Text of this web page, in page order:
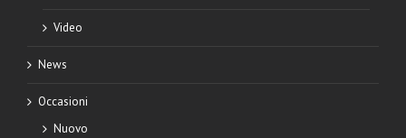
Video
News
Occasioni
Nuovo